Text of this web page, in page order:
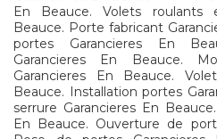
En Beauce. Volets roulants
Beauce. Porte fabricant
portes Garancieres En
Garancieres En Beauce.
Garancieres En Beauce.
Beauce. Installation portes
serrure Garancieres En
En Beauce. Ouverture de